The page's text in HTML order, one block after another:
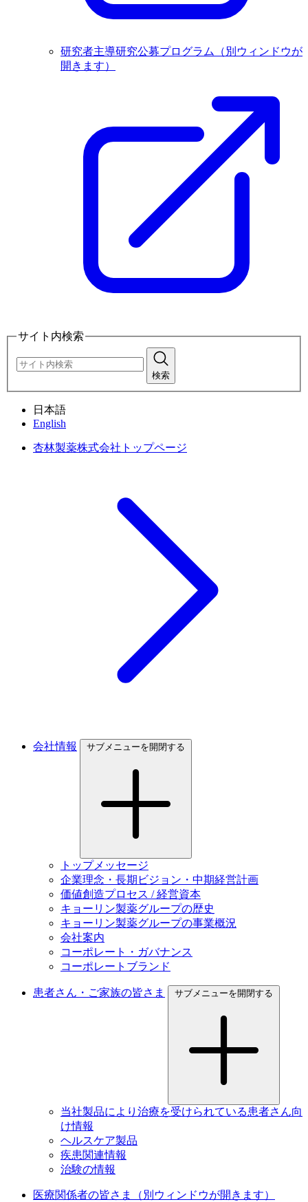
研究者主導研究公募プログラム
（別ウィンドウが
開きます）
サイト内検索
検索
日本語
English
杏林製薬株式会社トップページ
会社情報 サブメニューを開閉する
トップメッセージ
企業理念・長期ビジョン・中期経営計画
価値創造プロセス / 経営資本
キョーリン製薬グループの歴史
キョーリン製薬グループの事業概況
会社案内
コーポレート・ガバナンス
コーポレートブランド
患者さん・ご家族の皆さま サブメニューを開閉する
当社製品により治療を受けられている患者さん向
け情報
ヘルスケア製品
疾患関連情報
治験の情報
医療関係者の皆さま （別ウィンドウが開きます）